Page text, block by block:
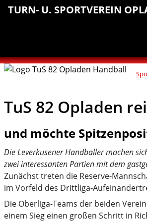
Sprungmarken
Inhalt
Hauptnavigation
Abteilungsnavigation
Fußbereich
TURN- U. SPORTVEREIN
TuS 82 Opladen
und möchte
Die Leverkusener Handballer machen
zwei interessanten Partien mit dem
Zunächst treten die Reserve-
im Vorfeld des Drittliga-
Die Oberliga-Teams der beiden
einem Sieg einen großen Schritt in